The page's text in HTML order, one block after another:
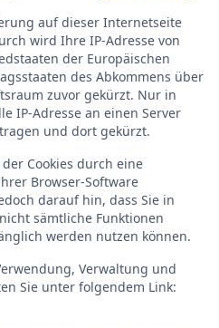
auf dieser Internetseite
wird Ihre IP-Adresse von
der Europäischen
des Abkommens über
zuvor gekürzt. Nur in
IP-Adresse an einen Server
und dort gekürzt.
Cookies durch eine
Browser-Software
darauf hin, dass Sie in
sämtliche Funktionen
werden nutzen können.
Verwaltung und
Sie unter folgendem Link: